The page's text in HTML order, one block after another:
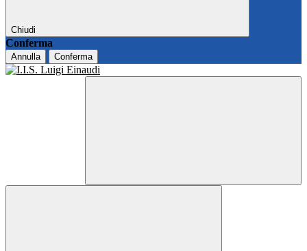
Chiudi
Conferma
Annulla Conferma